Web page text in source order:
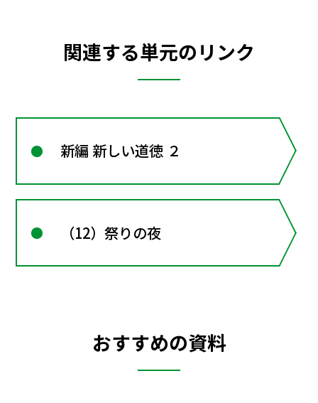
関連する単元のリンク
新編 新しい道徳 ２
（12）祭りの夜
おすすめの資料